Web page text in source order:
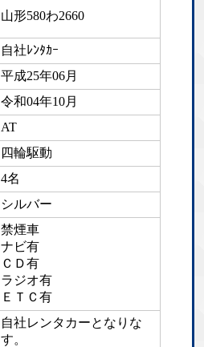
山形580わ2660
自社ﾚﾝﾀｶｰ
平成25年06月
令和04年10月
AT
四輪駆動
4名
シルバー
禁煙車
ナビ有
ＣＤ有
ラジオ有
ＥＴＣ有
自社レンタカーとなりな
す。